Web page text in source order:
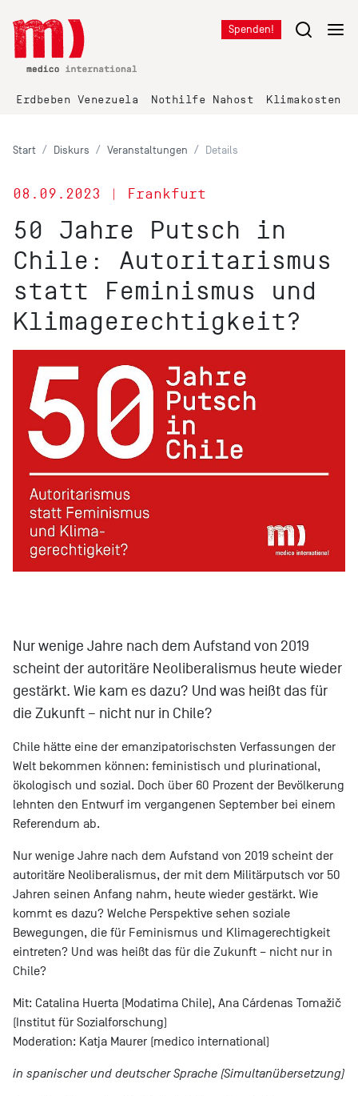
Spenden!
Erdbeben Venezuela Nothilfe Nahost Klimakosten
Start Diskurs Veranstaltungen Details
08.09.2023 | Frankfurt
50 Jahre Putsch in
Chile: Autoritarismus
statt Feminismus und
Klimagerechtigkeit?
Nur wenige Jahre nach dem Aufstand von 2019
scheint der autoritäre Neoliberalismus heute wieder
gestärkt. Wie kam es dazu? Und was heißt das für
die Zukunft – nicht nur in Chile?
Chile hätte eine der emanzipatorischsten Verfassungen der
Welt bekommen können: feministisch und plurinational,
ökologisch und sozial. Doch über 60 Prozent der Bevölkerung
lehnten den Entwurf im vergangenen September bei einem
Referendum ab.
Nur wenige Jahre nach dem Aufstand von 2019 scheint der
autoritäre Neoliberalismus, der mit dem Militärputsch vor 50
Jahren seinen Anfang nahm, heute wieder gestärkt. Wie
kommt es dazu? Welche Perspektive sehen soziale
Bewegungen, die für Feminismus und Klimagerechtigkeit
eintreten? Und was heißt das für die Zukunft – nicht nur in
Chile?
Mit: Catalina Huerta (Modatima Chile), Ana Cárdenas Tomažič
(Institut für Sozialforschung)
Moderation: Katja Maurer (medico international)
in spanischer und deutscher Sprache (Simultanübersetzung)